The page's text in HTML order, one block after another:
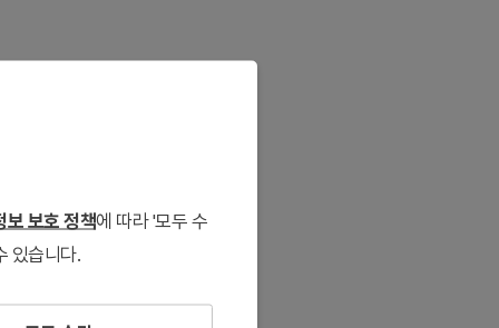
보 보호 정책에 따라 '모두 수
있습니다.